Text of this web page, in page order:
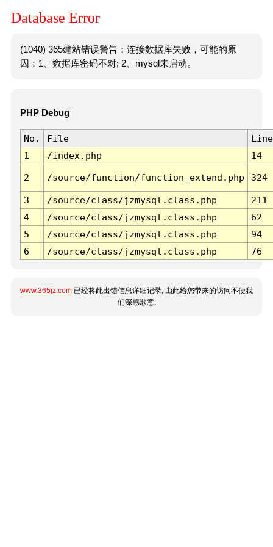
Database Error
(1040) 365建站错误警告：连接数据库失败，可能的原
因：1、数据库密码不对; 2、mysql未启动。
PHP Debug
No. File
Line
1
/index.php 14
2 /source/function/function_extend.php 324
3 /source/class/jzmysql.class.php
211
4
/source/class/jzmysql.class.php
62
5
/source/class/jzmysql.class.php
94
6
/source/class/jzmysql.class.php 76
www.365jz.com 已经将此出错信息详细记录, 由此给您带来的访问不便我
们深感歉意.